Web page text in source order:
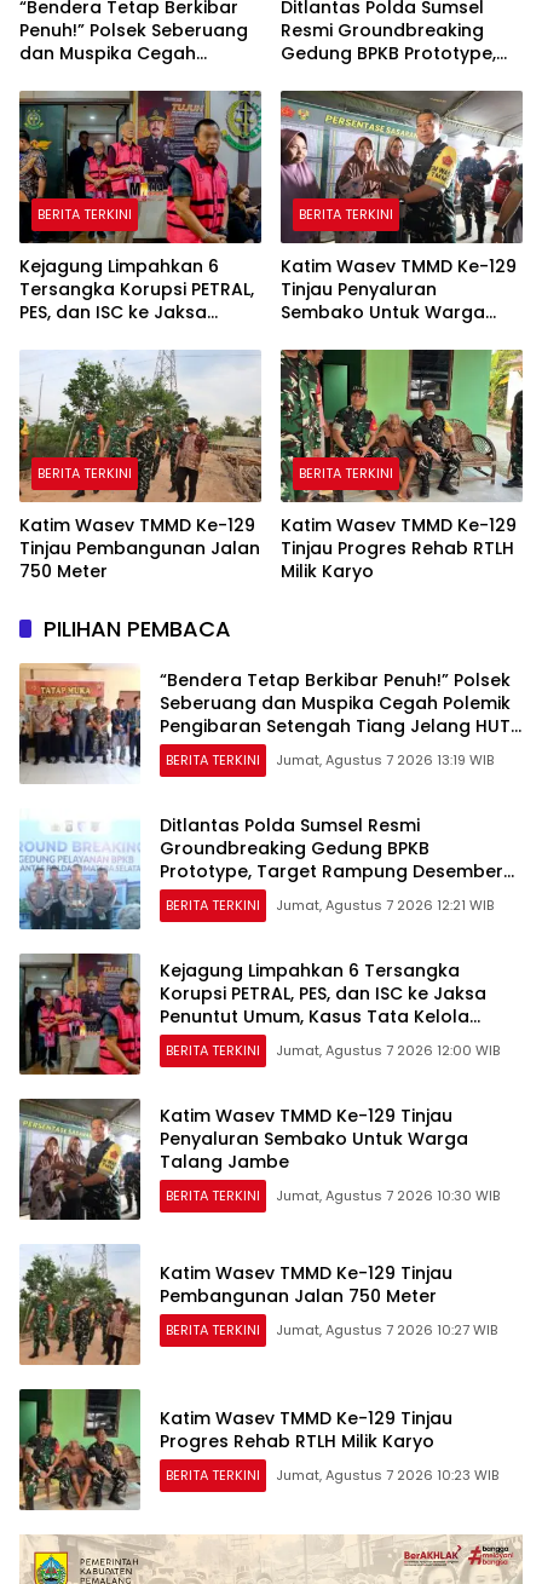
“Bendera Tetap Berkibar
Penuh!” Polsek Seberuang
dan Muspika Cegah
Setengah Tiang Jelang
HUT RI ke-81
Ditlantas Polda Sumsel
Resmi Groundbreaking
Gedung BPKB Prototype,
Desember 2026
BERITA TERKINI
Kejagung Limpahkan 6
Tersangka Korupsi PETRAL,
PES, dan ISC ke Jaksa
Tata Kelola Minyak Masuk
Tahap Penuntutan
BERITA TERKINI
Katim Wasev TMMD Ke-129
Tinjau Penyaluran
Sembako Untuk Warga
BERITA TERKINI
Katim Wasev TMMD Ke-129
Tinjau Pembangunan Jalan
750 Meter
BERITA TERKINI
Katim Wasev TMMD Ke-129
Tinjau Progres Rehab RTLH
Milik Karyo
PILIHAN PEMBACA
“Bendera Tetap Berkibar Penuh!” Polsek
Seberuang dan Muspika Cegah Polemik
Pengibaran Setengah Tiang Jelang HUT
RI ke-81
BERITA TERKINI Jumat, Agustus 7 2026 13:19 WIB
Ditlantas Polda Sumsel Resmi
Groundbreaking Gedung BPKB
Prototype, Target Rampung Desember
2026
BERITA TERKINI Jumat, Agustus 7 2026 12:21 WIB
Kejagung Limpahkan 6 Tersangka
Korupsi PETRAL, PES, dan ISC ke Jaksa
Penuntut Umum, Kasus Tata Kelola
Minyak Masuk Tahap Penuntutan
BERITA TERKINI Jumat, Agustus 7 2026 12:00 WIB
Katim Wasev TMMD Ke-129 Tinjau
Penyaluran Sembako Untuk Warga
Talang Jambe
BERITA TERKINI Jumat, Agustus 7 2026 10:30 WIB
Katim Wasev TMMD Ke-129 Tinjau
Pembangunan Jalan 750 Meter
BERITA TERKINI Jumat, Agustus 7 2026 10:27 WIB
Katim Wasev TMMD Ke-129 Tinjau
Progres Rehab RTLH Milik Karyo
BERITA TERKINI Jumat, Agustus 7 2026 10:23 WIB